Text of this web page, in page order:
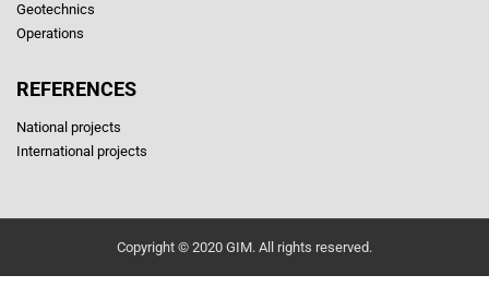
Geotechnics
Operations
REFERENCES
National projects
International projects
Copyright © 2020 GIM. All rights reserved.